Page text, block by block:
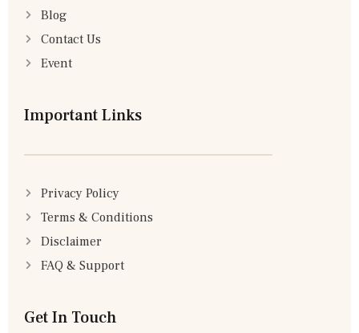
Blog
Contact Us
Event
Important Links
Privacy Policy
Terms & Conditions
Disclaimer
FAQ & Support
Get In Touch